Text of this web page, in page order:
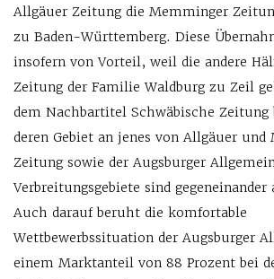
Allgäuer Zeitung die Memminger
zu Baden-Württemberg. Diese
insofern von Vorteil, weil die andere
Zeitung der Familie Waldburg zu Zeil
dem Nachbartitel Schwäbische
deren Gebiet an jenes von Allgäuer und
Zeitung sowie der Augsburger
Verbreitungsgebiete sind gegeneinander
Auch darauf beruht die komfortable
Wettbewerbssituation der Augsburger
einem Marktanteil von 88 Prozent bei